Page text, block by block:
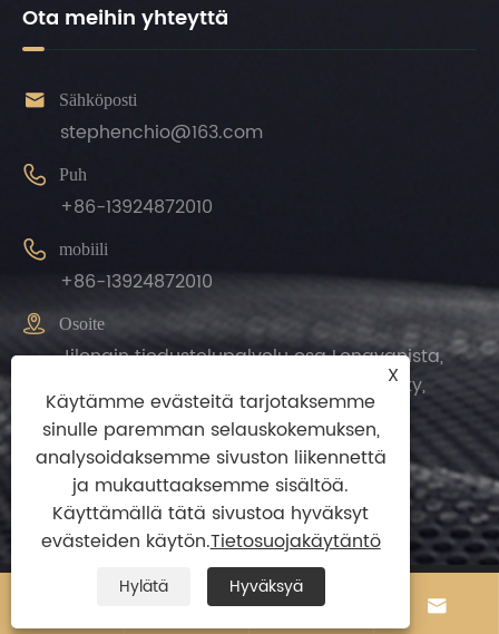
Ota meihin yhteyttä
 Sähköposti
stephenchio@163.com
 Puh
+86-13924872010
 mobiili
+86-13924872010
 Osoite
Jilongin tiedustelupalvelu osa Longyanista,
Leliu kaupunki, Shunden piiri, Foshan City,
Guangdongin maakunta, Kiina.
Copyright© 2024 Zhengguan(Foshan
 
X
Käytämme evästeitä tarjotaksemme
sinulle paremman selauskokemuksen,
analysoidaksemme sivuston liikennettä
ja mukauttaaksemme sisältöä.
Käyttämällä tätä sivustoa hyväksyt
evästeiden käytön.Tietosuojakäytäntö
Hylätä Hyväksyä